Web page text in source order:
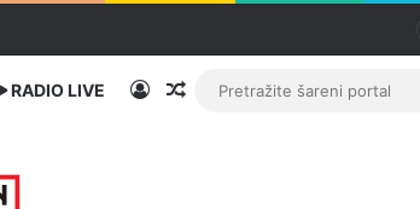
RADIO LIVE PrijavaRandom članak